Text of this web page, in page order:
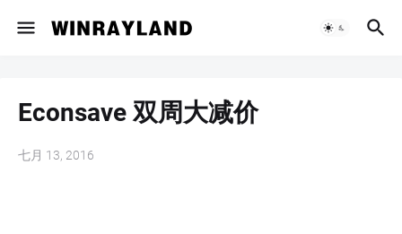
Econsave 双周大减价
七月 13, 2016